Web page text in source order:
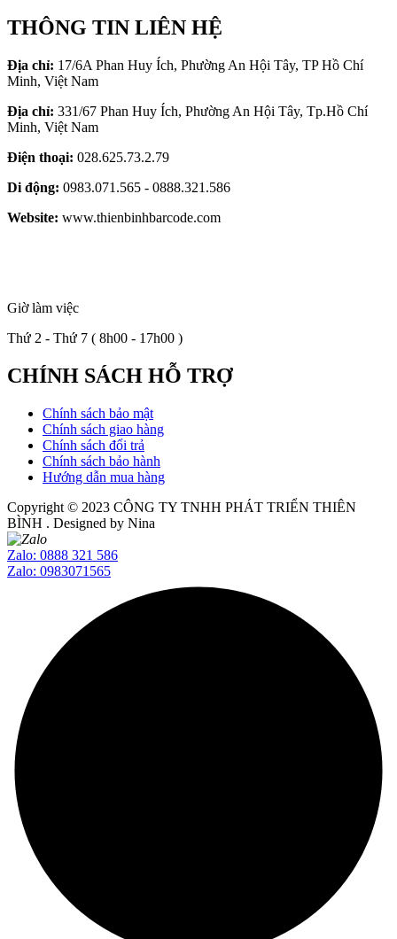
THÔNG TIN LIÊN HỆ
Địa chỉ: 17/6A Phan Huy Ích, Phường An Hội Tây, TP Hồ Chí
Minh, Việt Nam
Địa chỉ: 331/67 Phan Huy Ích, Phường An Hội Tây, Tp.Hồ Chí
Minh, Việt Nam
Điện thoại: 028.625.73.2.79
Di động: 0983.071.565 - 0888.321.586
Website: www.thienbinhbarcode.com
Giờ làm việc
Thứ 2 - Thứ 7 ( 8h00 - 17h00 )
CHÍNH SÁCH HỖ TRỢ
Chính sách bảo mật
Chính sách giao hàng
Chính sách đổi trả
Chính sách bảo hành
Hướng dẫn mua hàng
Copyright © 2023 CÔNG TY TNHH PHÁT TRIỂN THIÊN
BÌNH . Designed by Nina
Zalo: 0888 321 586
Zalo: 0983071565